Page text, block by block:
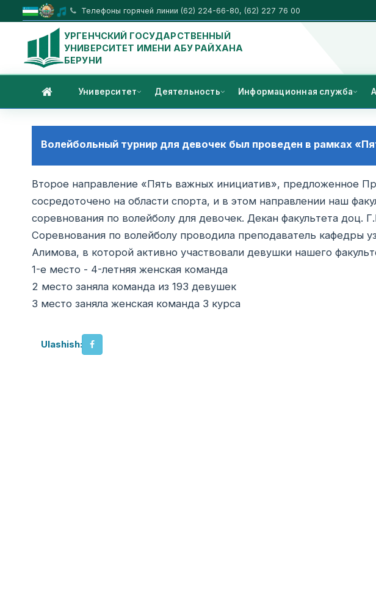
Телефоны горячей линии (62) 224-66-80, (62) 227 76 00
УРГЕНЧСКИЙ ГОСУДАРСТВЕННЫЙ
УНИВЕРСИТЕТ ИМЕНИ АБУ РАЙХАНА
БЕРУНИ
Университет Деятельность Информационная служба
Волейбольный турнир для девочек был проведен в рамках
Второе направление «Пять важных инициатив», предложенное
сосредоточено на области спорта, и в этом направлении наш
соревнования по волейболу для девочек. Декан факультета доц.
Соревнования по волейболу проводила преподаватель кафедры
Алимова, в которой активно участвовали девушки нашего
1-е место - 4-летняя женская команда
2 место заняла команда из 193 девушек
3 место заняла женская команда 3 курса
Ulashish: